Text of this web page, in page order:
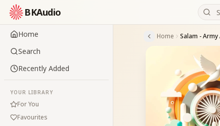
BKAudio
Home
Search
Recently Added
YOUR LIBRARY
For You
Favourites
Home Salam - Army